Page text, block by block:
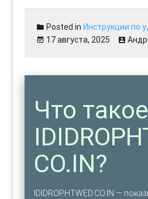
Posted inИнструкции по
17 августа, 2025
Что такое
CO.IN?
IDIDROPHTWED.CO.IN —